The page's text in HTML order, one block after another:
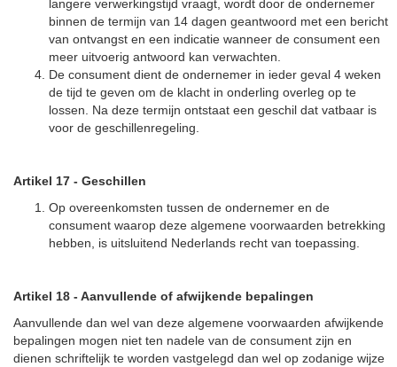
langere verwerkingstijd vraagt, wordt door de ondernemer
binnen de termijn van 14 dagen geantwoord met een bericht
van ontvangst en een indicatie wanneer de consument een
meer uitvoerig antwoord kan verwachten.
De consument dient de ondernemer in ieder geval 4 weken
de tijd te geven om de klacht in onderling overleg op te
lossen. Na deze termijn ontstaat een geschil dat vatbaar is
voor de geschillenregeling.
Artikel 17 - Geschillen
Op overeenkomsten tussen de ondernemer en de
consument waarop deze algemene voorwaarden betrekking
hebben, is uitsluitend Nederlands recht van toepassing.
Artikel 18 - Aanvullende of afwijkende bepalingen
Aanvullende dan wel van deze algemene voorwaarden afwijkende
bepalingen mogen niet ten nadele van de consument zijn en
dienen schriftelijk te worden vastgelegd dan wel op zodanige wijze